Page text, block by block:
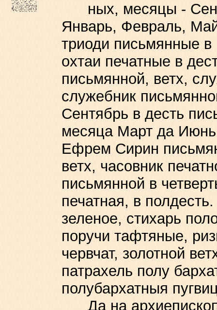
ных, месяцы -
Январь, Февраль,
триоди письмянные в
охтаи печатные в
письмянной, ветх,
служебник
Сентябрь в десть
месяца Март да Июнь
Ефрем Сирин
ветх, часовник
письмянной в
печатная, в
зеленое, стихарь
поручи тафтяные,
червчат, золотной
патрахель полу
полубархатныя
Да на